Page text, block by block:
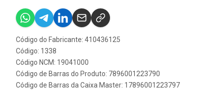
Código do Fabricante: 410436125
Código: 1338
Código NCM: 19041000
Código de Barras do Produto: 7896001223790
Código de Barras da Caixa Master: 17896001223797